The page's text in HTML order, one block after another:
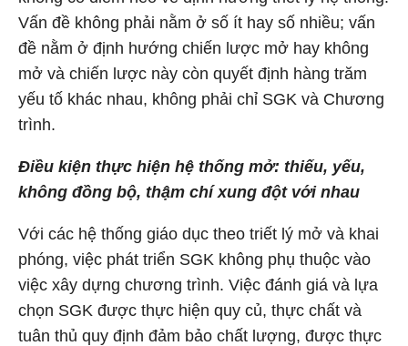
Vấn đề không phải nằm ở số ít hay số nhiều; vấn
đề nằm ở định hướng chiến lược mở hay không
mở và chiến lược này còn quyết định hàng trăm
yếu tố khác nhau, không phải chỉ SGK và Chương
trình.
Điều kiện thực hiện hệ thống mở: thiếu, yếu,
không đồng bộ, thậm chí xung đột với nhau
Với các hệ thống giáo dục theo triết lý mở và khai
phóng, việc phát triển SGK không phụ thuộc vào
việc xây dựng chương trình. Việc đánh giá và lựa
chọn SGK được thực hiện quy củ, thực chất và
tuân thủ quy định đảm bảo chất lượng, được thực